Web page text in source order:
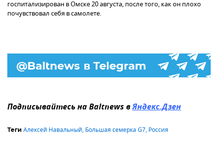
госпитализирован в Омске 20 августа, после того, как он плохо
почувствовал себя в самолете.
Подписывайтесь на Baltnews вЯндекс.Дзен
Теги Алексей Навальный, Большая семерка G7, Россия